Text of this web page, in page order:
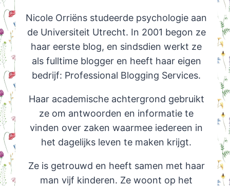
Nicole Orriëns studeerde psychologie aan
de Universiteit Utrecht. In 2001 begon ze
haar eerste blog, en sindsdien werkt ze
als fulltime blogger en heeft haar eigen
bedrijf: Professional Blogging Services.
Haar academische achtergrond gebruikt
ze om antwoorden en informatie te
vinden over zaken waarmee iedereen in
het dagelijks leven te maken krijgt.
Ze is getrouwd en heeft samen met haar
man vijf kinderen. Ze woont op het